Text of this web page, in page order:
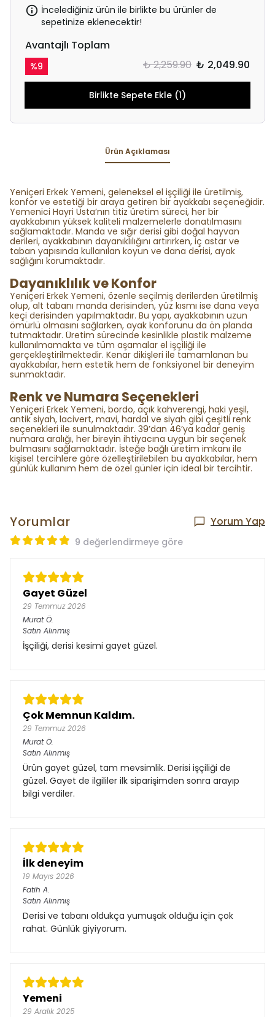
İncelediğiniz ürün ile birlikte bu ürünler de
sepetinize eklenecektir!
Avantajlı Toplam
%9 ₺ 2,259.90 ₺ 2,049.90
Birlikte Sepete Ekle (1)
Ürün Açıklaması
Yeniçeri Erkek Yemeni, geleneksel el işçiliği ile üretilmiş,
konfor ve estetiği bir araya getiren bir ayakkabı seçeneğidir.
Yemenici Hayri Usta’nın titiz üretim süreci, her bir
ayakkabının yüksek kaliteli malzemelerle donatılmasını
sağlamaktadır. Manda ve sığır derisi gibi doğal hayvan
derileri, ayakkabının dayanıklılığını artırırken, iç astar ve
taban yapısında kullanılan koyun ve dana derisi, ayak
sağlığını korumaktadır.
Dayanıklılık ve Konfor
Yeniçeri Erkek Yemeni, özenle seçilmiş derilerden üretilmiş
olup, alt tabanı manda derisinden, yüz kısmı ise dana veya
keçi derisinden yapılmaktadır. Bu yapı, ayakkabının uzun
ömürlü olmasını sağlarken, ayak konforunu da ön planda
tutmaktadır. Üretim sürecinde kesinlikle plastik malzeme
kullanılmamakta ve tüm aşamalar el işçiliği ile
gerçekleştirilmektedir. Kenar dikişleri ile tamamlanan bu
ayakkabılar, hem estetik hem de fonksiyonel bir deneyim
sunmaktadır.
Renk ve Numara Seçenekleri
Yeniçeri Erkek Yemeni, bordo, açık kahverengi, haki yeşil,
antik siyah, lacivert, mavi, hardal ve siyah gibi çeşitli renk
seçenekleri ile sunulmaktadır. 39’dan 46’ya kadar geniş
numara aralığı, her bireyin ihtiyacına uygun bir seçenek
bulmasını sağlamaktadır. İsteğe bağlı üretim imkanı ile
kişisel tercihlere göre özelleştirilebilen bu ayakkabılar, hem
günlük kullanım hem de özel günler için ideal bir tercihtir.
Yorumlar Yorum Yap
9 değerlendirmeye göre
Gayet Güzel
29 Temmuz 2026
Murat Ö.
Satın Alınmış
İşçiliği, derisi kesimi gayet güzel.
Çok Memnun Kaldım.
29 Temmuz 2026
Murat Ö.
Satın Alınmış
Ürün gayet güzel, tam mevsimlik. Derisi işçiliği de
güzel. Gayet de ilgililer ilk siparişimden sonra arayıp
bilgi verdiler.
İlk deneyim
19 Mayıs 2026
Fatih A.
Satın Alınmış
Derisi ve tabanı oldukça yumuşak olduğu için çok
rahat. Günlük giyiyorum.
Yemeni
29 Aralık 2025